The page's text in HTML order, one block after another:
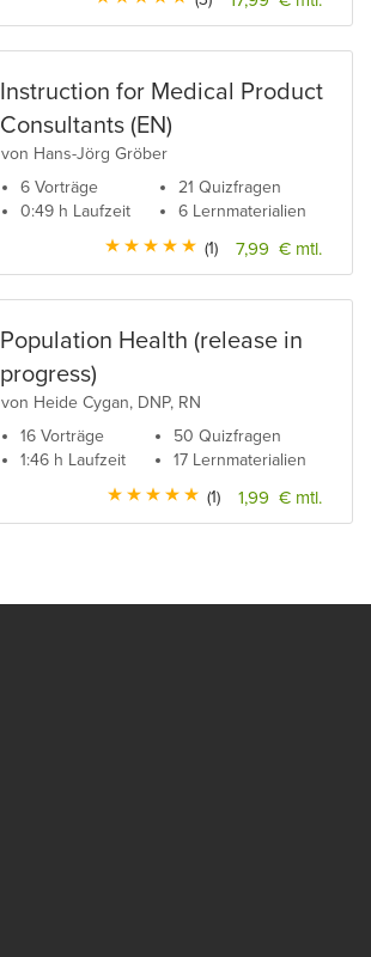
Instruction for Medical Product
Consultants (EN)
von Hans-Jörg Gröber
6 Vorträge
0:49 h Laufzeit
21 Quizfragen
6 Lernmaterialien
7,99 € mtl.
(1)
Population Health (release in
progress)
von Heide Cygan, DNP, RN
16 Vorträge
1:46 h Laufzeit
50 Quizfragen
17 Lernmaterialien
1,99 € mtl.
(1)